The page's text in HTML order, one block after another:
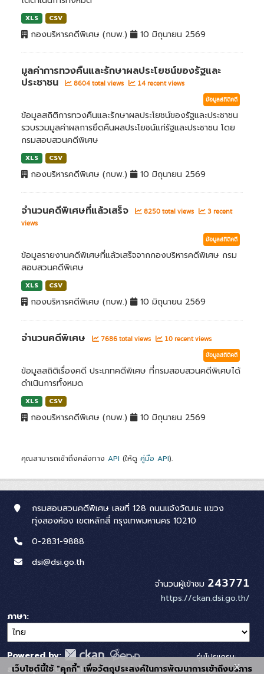
XLS CSV
กองบริหารคดีพิเศษ (กบพ.) 10 มิถุนายน 2569
มูลค่าการทวงคืนและรักษาผลประโยชน์ของรัฐและ
ประชาชน
8604 total views 14 recent views
ข้อมูลสถิติคดี
ข้อมูลสถิติการทวงคืนและรักษาผลประโยชน์ของรัฐและประชาชน
รวบรวมมูลค่าผลการยึดคืนผลประโยชน์แก่รัฐและประชาชน โดย
กรมสอบสวนคดีพิเศษ
XLS CSV
กองบริหารคดีพิเศษ (กบพ.) 10 มิถุนายน 2569
จำนวนคดีพิเศษที่แล้วเสร็จ 8250 total views
3 recent
views
ข้อมูลสถิติคดี
ข้อมูลรายงานคดีพิเศษที่แล้วเสร็จจากกองบริหารคดีพิเศษ กรม
สอบสวนคดีพิเศษ
XLS CSV
กองบริหารคดีพิเศษ (กบพ.) 10 มิถุนายน 2569
จำนวนคดีพิเศษ 7686 total views 10 recent views
ข้อมูลสถิติคดี
ข้อมูลสถิติเรื่องคดี ประเภทคดีพิเศษ ที่กรมสอบสวนคดีพิเศษได้
ดำเนินการทั้งหมด
XLS CSV
กองบริหารคดีพิเศษ (กบพ.) 10 มิถุนายน 2569
คุณสามารถเข้าถึงคลังทาง API (ให้ดู คู่มือ API).
กรมสอบสวนคดีพิเศษ เลขที่ 128 ถนนแจ้งวัฒนะ แขวง
ทุ่งสองห้อง เขตหลักสี่ กรุงเทพมหานคร 10210
0-2831-9888
dsi@dsi.go.th
จำนวนผู้เข้าชม 243771
https://ckan.dsi.go.th/
ภาษา
Powered by:
สนับสนุนระบบ Thai-GDC โดย สำนักงานสถิติแห่ง
รุ่นโปรแกรม:
3.0.0
เว็บไซต์นี้ใช้ "คุกกี้" เพื่อวัตถุประสงค์ในการพัฒนาการเข้าถึงบริการ
x